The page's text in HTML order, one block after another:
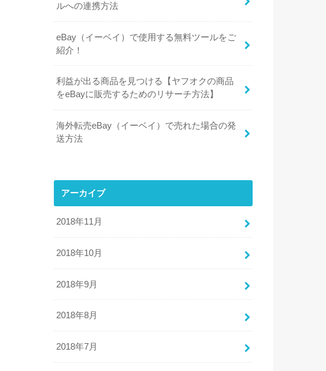
ルへの連携方法
eBay（イーベイ）で使用する無料ツールをご
紹介！
利益が出る商品を見つける【ヤフオクの商品
をeBayに販売するためのリサーチ方法】
海外転売eBay（イーベイ）で売れた場合の発
送方法
アーカイブ
2018年11月
2018年10月
2018年9月
2018年8月
2018年7月